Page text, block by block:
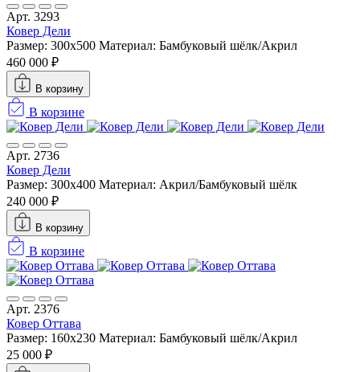
Арт. 3293
Ковер Дели
Размер: 300x500 Материал: Бамбуковый шёлк/Акрил
460 000 ₽
В корзину
В корзине
Арт. 2736
Ковер Дели
Размер: 300x400 Материал: Акрил/Бамбуковый шёлк
240 000 ₽
В корзину
В корзине
Арт. 2376
Ковер Оттава
Размер: 160х230 Материал: Бамбуковый шёлк/Акрил
25 000 ₽